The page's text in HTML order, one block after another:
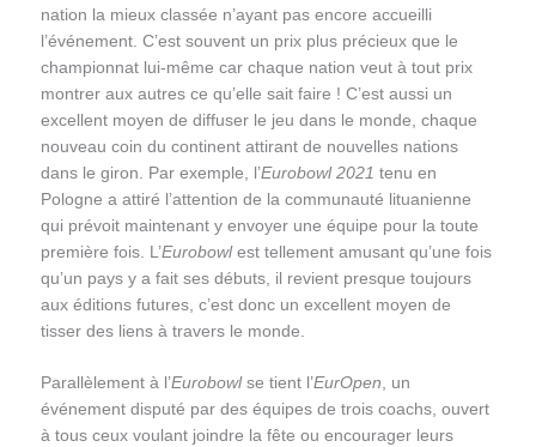
nation la mieux classée n’ayant pas encore accueilli
l’événement. C’est souvent un prix plus précieux que le
championnat lui-même car chaque nation veut à tout prix
montrer aux autres ce qu’elle sait faire ! C’est aussi un
excellent moyen de diffuser le jeu dans le monde, chaque
nouveau coin du continent attirant de nouvelles nations
dans le giron. Par exemple, l’Eurobowl 2021 tenu en
Pologne a attiré l’attention de la communauté lituanienne
qui prévoit maintenant y envoyer une équipe pour la toute
première fois. L’Eurobowlest tellement amusant qu’une fois
qu’un pays y a fait ses débuts, il revient presque toujours
aux éditions futures, c’est donc un excellent moyen de
tisser des liens à travers le monde.
Parallèlement à l’Eurobowlse tient l’EurOpen, un
événement disputé par des équipes de trois coachs, ouvert
à tous ceux voulant joindre la fête ou encourager leurs